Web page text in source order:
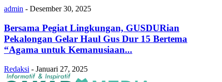
admin - Desember 30, 2025
Bersama Pegiat Lingkungan, GUSDURian
Pekalongan Gelar Haul Gus Dur 15 Bertema
“Agama untuk Kemanusiaan...
Redaksi - Januari 27, 2025